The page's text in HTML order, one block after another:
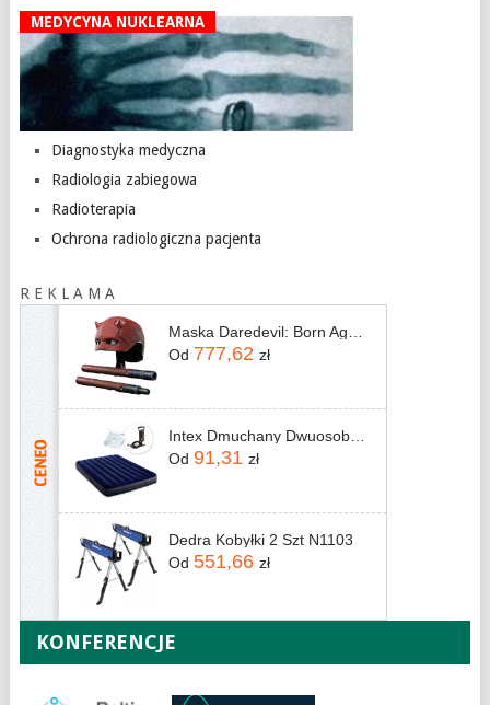
MEDYCYNA NUKLEARNA
Diagnostyka medyczna
Radiologia zabiegowa
Radioterapia
Ochrona radiologiczna pacjenta
R E K L A M A
Od 777,62 zł
Intex Dmuchany Dwuosobowy Z Pompką Tłokową 64758 68612
Od 91,31 zł
Dedra Kobyłki 2 Szt N1103
Od 551,66 zł
KONFERENCJE